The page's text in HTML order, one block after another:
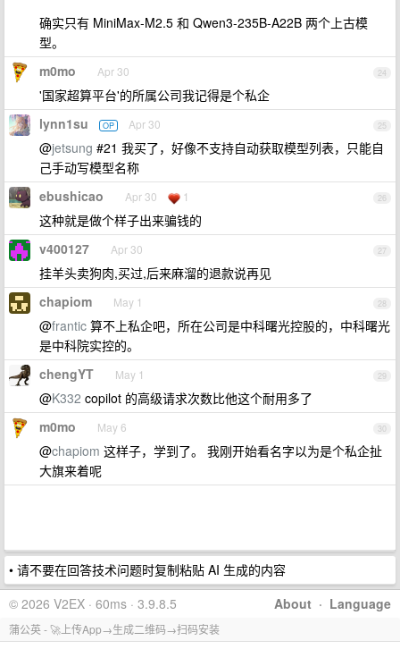
确实只有 MiniMax-M2.5 和 Qwen3-235B-A22B 两个上古模
型。
24
m0mo Apr 30
'国家超算平台'的所属公司我记得是个私企
25
lynn1su OP Apr 30
@jetsung #21 我买了，好像不支持自动获取模型列表，只能自
己手动写模型名称
26
ebushicao Apr 30 1
这种就是做个样子出来骗钱的
27
v400127 Apr 30
挂羊头卖狗肉,买过,后来麻溜的退款说再见
28
chapiom May 1
@frantic 算不上私企吧，所在公司是中科曙光控股的，中科曙光
是中科院实控的。
29
chengYT May 1
@K332 copilot 的高级请求次数比他这个耐用多了
30
m0mo May 6
@chapiom 这样子，学到了。 我刚开始看名字以为是个私企扯
大旗来着呢
• 请不要在回答技术问题时复制粘贴 AI 生成的内容
About · Language
© 2026 V2EX · 60ms · 3.9.8.5
蒲公英 - 🚀上传App→生成二维码→扫码安装